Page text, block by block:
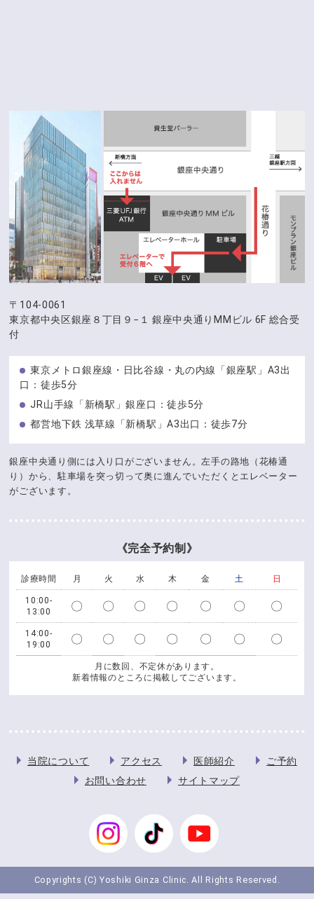
〒104-0061
東京都中央区銀座８丁目９−１ 銀座中央通りMMビル 6F 総合受
付
東京メトロ銀座線・日比谷線・丸の内線「銀座駅」A3出
口：徒歩5分
JR山手線「新橋駅」銀座口：徒歩5分
都営地下鉄 浅草線「新橋駅」A3出口：徒歩7分
銀座中央通り側には入り口がございません。左手の路地（花椿通
り）から、駐車場を突っ切って奥に進んでいただくとエレベーター
がございます。
《完全予約制》
診療時間 月 火 水 木 金 土 日
10:00-
13:00
〇 〇 〇 〇 〇 〇 〇
14:00-
19:00
〇 〇 〇 〇 〇 〇 〇
月に数回、不定休があります。
新着情報のところに掲載してございます。
当院について アクセス 医師紹介
ご予約
お問い合わせ
サイトマップ
Copyrights (C) Yoshiki Ginza Clinic. All Rights Reserved.